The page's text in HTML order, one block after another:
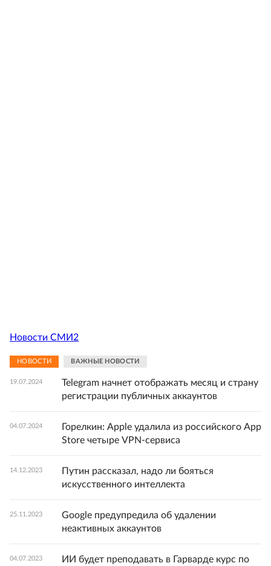
Новости СМИ2
НОВОСТИ ВАЖНЫЕ НОВОСТИ
19.07.2024
Telegram начнет отображать месяц и страну
регистрации публичных аккаунтов
04.07.2024
Горелкин: Apple удалила из российского App
Store четыре VPN-сервиса
14.12.2023
Путин рассказал, надо ли бояться
искусственного интеллекта
25.11.2023
Google предупредила об удалении
неактивных аккаунтов
04.07.2023
ИИ будет преподавать в Гарварде курс по